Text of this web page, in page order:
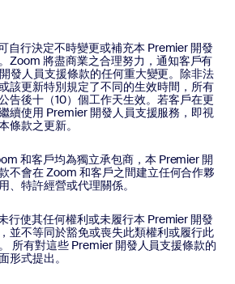
自行決定不時變更或補充本 Premier 開發
Zoom 將盡商業之合理努力，通知客戶有
發人員支援條款的任何重大變更。除非法
該更新特別規定了不同的生效時間，所有
告後十（10）個工作天生效。若客戶在更
續使用 Premier 開發人員支援服務，即視
條款之更新。
和客戶均為獨立承包商，本 Premier 開
不會在 Zoom 和客戶之間建立任何合作夥
、特許經營或代理關係。
行使其任何權利或未履行本 Premier 開發
並不等同於豁免或喪失此類權利或履行此
所有對這些 Premier 開發人員支援條款的
形式提出。